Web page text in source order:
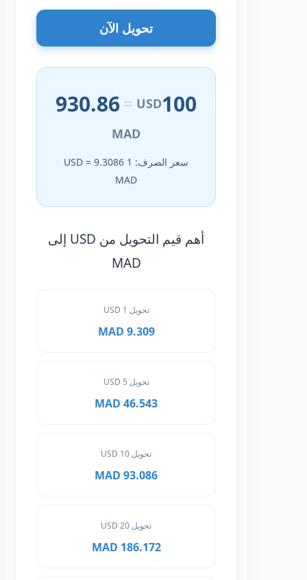
تحويل الآن
100
USD
=
930.86
MAD
سعر الصرف: 1 USD = 9.3086
أهم قيم التحويل من USD إلى
MAD
تحويل 1 USD
9.309 MAD
تحويل 5 USD
46.543 MAD
93.086 MAD
186.172 MAD